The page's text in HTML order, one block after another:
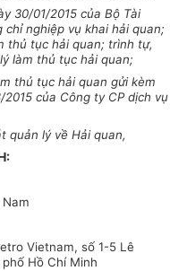
30/01/2015 của Bộ Tài
nghiệp vụ khai hải quan;
thủ tục hải quan; trình tự,
làm thủ tục hải quan;
thủ tục hải quan gửi kèm
của Công ty CP dịch vụ
quản lý về Hải quan,
Vietnam, số 1-5 Lê
Hồ Chí Minh